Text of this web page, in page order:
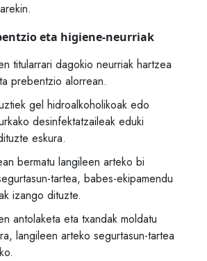
eta higiene-neurriak
titularrari dagokio neurriak hartzea
prebentzio alorrean.
gel hidroalkoholikoak edo
desinfektatzaileak eduki
eskura.
bermatu langileen arteko bi
tartea, babes-ekipamendu
izango dituzte.
antolaketa eta txandak moldatu
langileen arteko segurtasun-tartea